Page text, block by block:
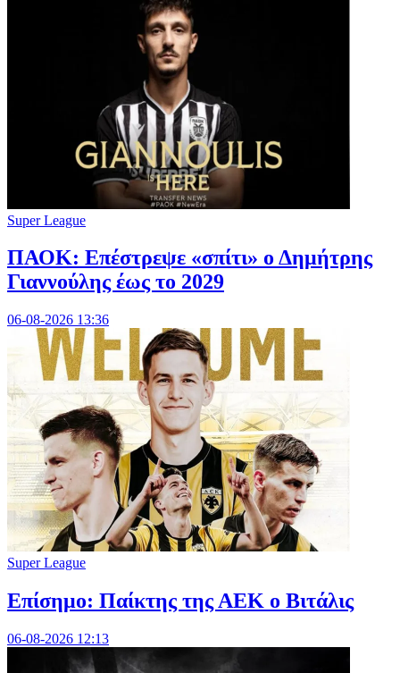
Super League
ΠΑΟΚ: Επέστρεψε «σπίτι» ο Δημήτρης
Γιαννούλης έως το 2029
06-08-2026 13:36
Super League
Επίσημο: Παίκτης της ΑΕΚ ο Βιτάλις
06-08-2026 12:13